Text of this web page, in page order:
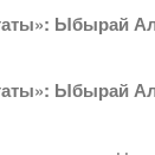
Ыбырай
Ыбырай